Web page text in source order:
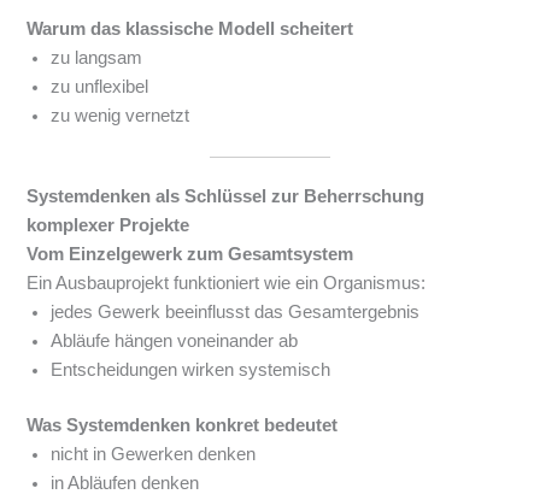
Warum das klassische Modell scheitert
zu langsam
zu unflexibel
zu wenig vernetzt
Systemdenken als Schlüssel zur Beherrschung
komplexer Projekte
Vom Einzelgewerk zum Gesamtsystem
Ein Ausbauprojekt funktioniert wie ein Organismus:
jedes Gewerk beeinflusst das Gesamtergebnis
Abläufe hängen voneinander ab
Entscheidungen wirken systemisch
Was Systemdenken konkret bedeutet
nicht in Gewerken denken
in Abläufen denken